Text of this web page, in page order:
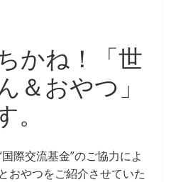
かね！「世
＆おやつ」
際交流基金”のご協力によ
おやつをご紹介させていた